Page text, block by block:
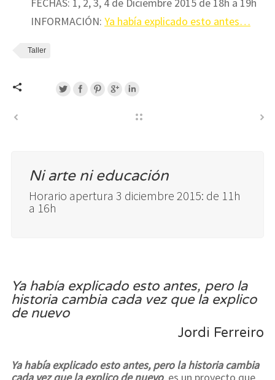
INFORMACIÓN: Ya había explicado esto antes…
Taller
Ni arte ni educación
Horario apertura 3 diciembre 2015: de 11h
a 16h
Ya había explicado esto antes, pero la
historia cambia cada vez que la explico
de nuevo
Jordi Ferreiro
Ya había explicado esto antes, pero la historia cambia